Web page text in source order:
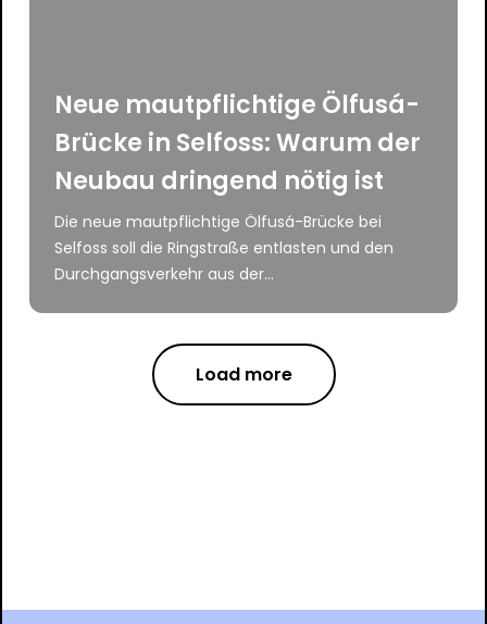
Neue mautpflichtige Ölfusá-
Brücke in Selfoss: Warum der
Neubau dringend nötig ist
Die neue mautpflichtige Ölfusá-Brücke bei
Selfoss soll die Ringstraße entlasten und den
Durchgangsverkehr aus der...
Load more